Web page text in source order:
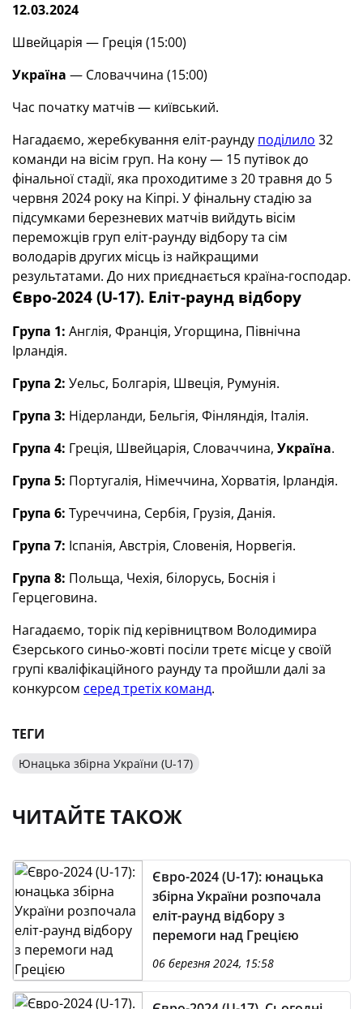
12.03.2024
Швейцарія — Греція (15:00)
Україна — Словаччина (15:00)
Час початку матчів — київський.
Нагадаємо, жеребкування еліт-раунду поділило 32
команди на вісім груп. На кону — 15 путівок до
фінальної стадії, яка проходитиме з 20 травня до 5
червня 2024 року на Кіпрі. У фінальну стадію за
підсумками березневих матчів вийдуть вісім
переможців груп еліт-раунду відбору та сім
володарів других місць із найкращими
результатами. До них приєднається країна-господар.
Євро-2024 (U-17). Еліт-раунд відбору
Група 1: Англія, Франція, Угорщина, Північна
Ірландія.
Група 2: Уельс, Болгарія, Швеція, Румунія.
Група 3: Нідерланди, Бельгія, Фінляндія, Італія.
Група 4: Греція, Швейцарія, Словаччина, Україна.
Група 5: Португалія, Німеччина, Хорватія, Ірландія.
Група 6: Туреччина, Сербія, Грузія, Данія.
Група 7: Іспанія, Австрія, Словенія, Норвегія.
Група 8: Польща, Чехія, білорусь, Боснія і
Герцеговина.
Нагадаємо, торік під керівництвом Володимира
Єзерського синьо-жовті посіли третє місце у своїй
групі кваліфікаційного раунду та пройшли далі за
конкурсом серед третіх команд.
ТЕГИ
Юнацька збірна України (U-17)
ЧИТАЙТЕ ТАКОЖ
Євро-2024 (U-17): юнацька
збірна України розпочала
еліт-раунд відбору з
перемоги над Грецією
06 березня 2024, 15:58